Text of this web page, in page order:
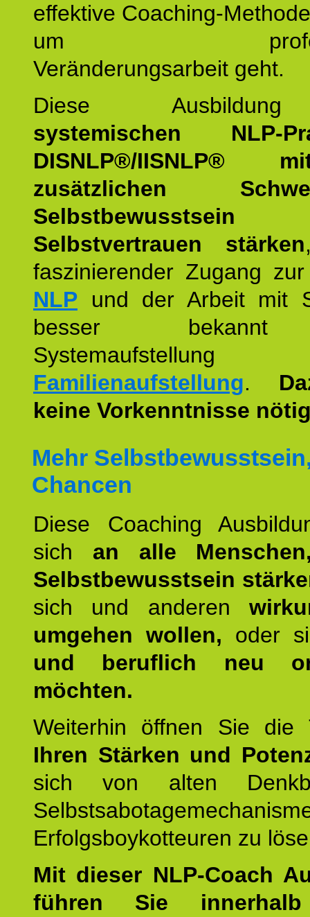
effektive Coaching-
um
Veränderungsarbeit geht.
Diese
systemischen NLP-
DISNLP®/IISNLP®
zusätzlichen
Selbstvertrauen stärken
faszinierender Zugang
NLP und der Arbeit mit
besser
Familienaufstellung.
keine Vorkenntnisse
Mehr
Chancen
Diese Coaching
sich an alle
Selbstbewusstsein
sich und anderen
umgehen wollen, oder
und beruflich neu
möchten.
Weiterhin öffnen Sie
Ihren Stärken und
sich von alten
Erfolgsboykotteuren zu
Mit dieser NLP-Coach
führen Sie